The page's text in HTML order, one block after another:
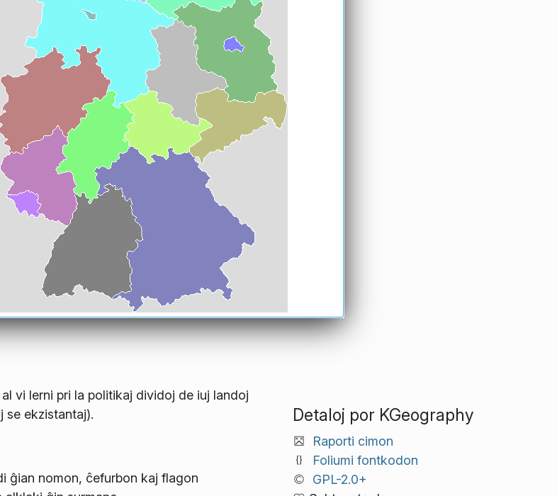
vi lerni pri la politikaj dividoj de iuj landoj
se ekzistantaj).
ĝian nomon, ĉefurbon kaj flagon
Detaloj por KGeography
Raporti cimon
Foliumi fontkodon
GPL-2.0+